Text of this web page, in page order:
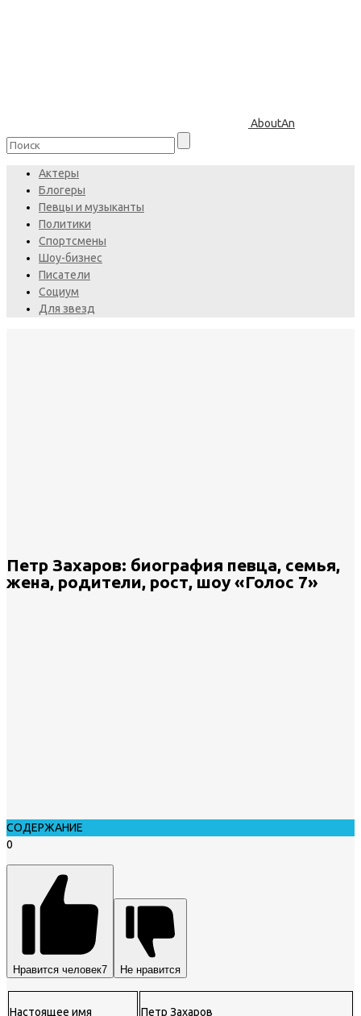
AboutAn
Актеры
Блогеры
Певцы и музыканты
Политики
Спортсмены
Шоу-бизнес
Писатели
Социум
Для звезд
Петр Захаров: биография певца, семья,
жена, родители, рост, шоу «Голос 7»
СОДЕРЖАНИЕ
0
Нравится человек7 Не нравится
Настоящее имя Петр Захаров